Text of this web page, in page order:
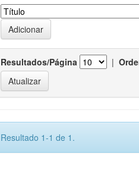
Resultados/Página |
Resultado 1-1 de 1.